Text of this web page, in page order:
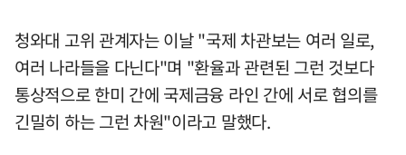
청와대 고위 관계자는 이날 "국제 차관보는 여러 일로,
여러 나라들을 다닌다"며 "환율과 관련된 그런 것보다
통상적으로 한미 간에 국제금융 라인 간에 서로 협의를
긴밀히 하는 그런 차원"이라고 말했다.